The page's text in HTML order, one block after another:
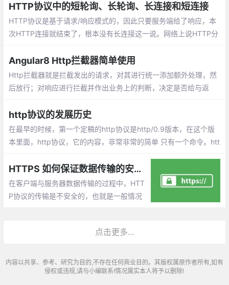
HTTP协议中的短轮询、长轮询、长连接和短连接
HTTP协议是基于请求/响应模式的，因此只要服务端给了响应，本
次HTTP连接就结束了，根本没有长连接这一说。网络上说HTTP分
双向的通道，它是可以保持一段时间不关闭的，因此TCP连接才有
真正的长连接和短连接这一说。
Angular8 Http拦截器简单使用
Http拦截器就是拦截发出的请求，对其进行统一添加额外处理，然
后放行；对响应进行拦截并作出业务上的判断，决定是否给与返
http协议的发展历史
在最早的时候，第一个定稿的http协议是http/0.9版本，在这个版
本里面，http协议，它的内容，非常非常的简单 只有一个命令。htt
际使用的内容跟http/1.1没有很大的区别HTTPS 如何保证数据传输的安全性
在客户端与服务器数据传输的过程中，HTT
P协议的传输是不安全的，也就是一般情况
点击更多...
内容以共享、参考、研究为目的,不存在任何商业目的。其版权属原作者所有,如有
侵权或违规,请与小编联系!情况属实本人将予以删除!